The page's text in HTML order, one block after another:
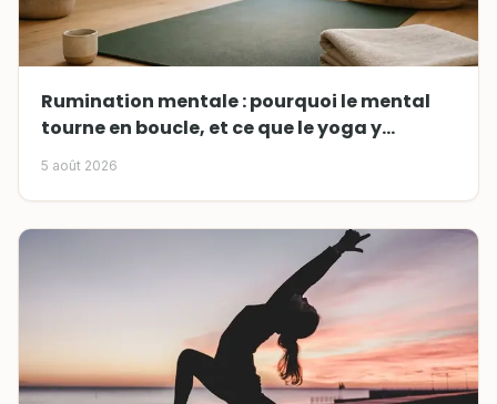
Rumination mentale : pourquoi le mental
tourne en boucle, et ce que le yoga y
change
5 août 2026